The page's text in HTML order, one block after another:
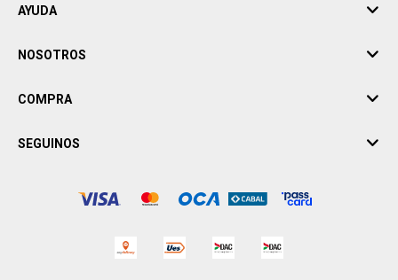
AYUDA
NOSOTROS
COMPRA
SEGUINOS